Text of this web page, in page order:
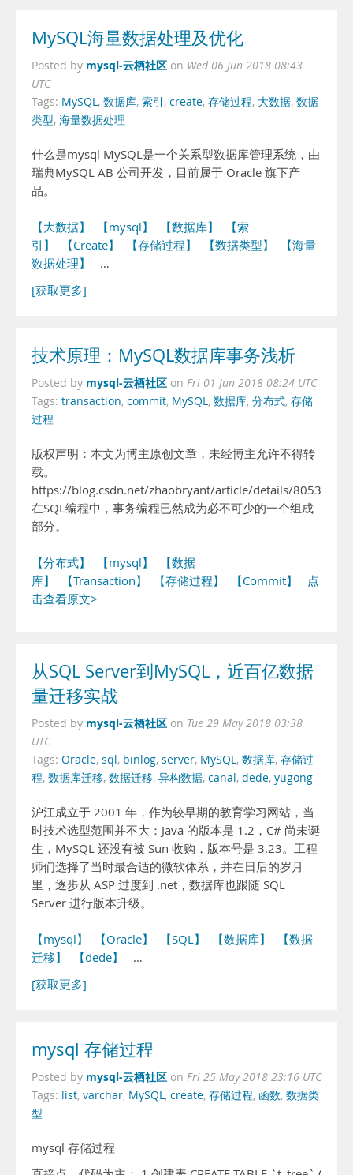
MySQL海量数据处理及优化
Posted by mysql-云栖社区 on Wed 06 Jun 2018 08:43
UTC
Tags: MySQL, 数据库, 索引 , create, 存储过程, 大数据, 数据
类型, 海量数据处理
什么是mysql MySQL是一个关系型数据库管理系统，由
瑞典MySQL AB 公司开发，目前属于 Oracle 旗下产
品。
【大数据】 【mysql】 【数据库】
【索
引】
【Create】 【存储过程】 【数据类型】
【海量
数据处理】
…
[获取更多]
技术原理：MySQL数据库事务浅析
Posted by mysql-云栖社区 on Fri 01 Jun 2018 08:24 UTC
Tags: transaction, commit, MySQL, 数据库, 分布式, 存储
过程
版权声明：本文为博主原创文章，未经博主允许不得转
载。
https://blog.csdn.net/zhaobryant/article/details/80539558
在SQL编程中，事务编程已然成为必不可少的一个组成
部分。
【分布式】 【mysql】
【数据
库】
【Transaction】 【存储过程】 【Commit】
点
击查看原文>
从SQL Server到MySQL，近百亿数据
量迁移实战
Posted by mysql-云栖社区 on Tue 29 May 2018 03:38
UTC
Tags: Oracle, sql, binlog, server, MySQL, 数据库, 存储过
程, 数据库迁移, 数据迁移, 异构数据, canal, dede, yugong
沪江成立于 2001 年，作为较早期的教育学习网站，当
时技术选型范围并不大：Java 的版本是 1.2，C# 尚未诞
生，MySQL 还没有被 Sun 收购，版本号是 3.23。工程
师们选择了当时最合适的微软体系，并在日后的岁月
里，逐步从 ASP 过度到 .net，数据库也跟随 SQL
Server 进行版本升级。
【mysql】 【Oracle】 【SQL】 【数据库】
【数据
迁移】
【dede】
…
[获取更多]
mysql 存储过程
Posted by mysql-云栖社区 on Fri 25 May 2018 23:16 UTC
Tags: list, varchar, MySQL, create, 存储过程, 函数, 数据类
型
mysql 存储过程